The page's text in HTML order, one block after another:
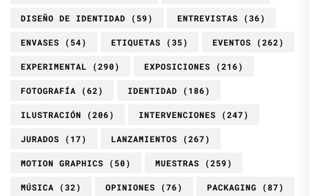
DISEÑO DE IDENTIDAD (59) ENTREVISTAS (36)
ENVASES (54) ETIQUETAS (35) EVENTOS (262)
EXPERIMENTAL (290) EXPOSICIONES (216)
FOTOGRAFÍA (62) IDENTIDAD (186)
ILUSTRACIÓN (206) INTERVENCIONES (247)
JURADOS (17) LANZAMIENTOS (267)
MOTION GRAPHICS (50) MUESTRAS (259)
MÚSICA (32) OPINIONES (76) PACKAGING (87)